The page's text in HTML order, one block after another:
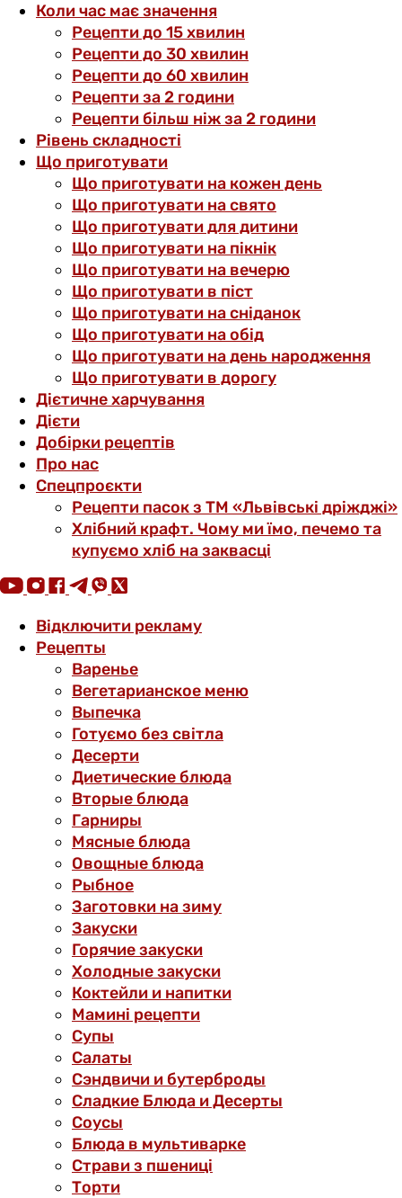
Коли час має значення
Рецепти до 15 хвилин
Рецепти до 30 хвилин
Рецепти до 60 хвилин
Рецепти за 2 години
Рецепти більш ніж за 2 години
Рівень складності
Що приготувати
Що приготувати на кожен день
Що приготувати на свято
Що приготувати для дитини
Що приготувати на пікнік
Що приготувати на вечерю
Що приготувати в піст
Що приготувати на сніданок
Що приготувати на обід
Що приготувати на день народження
Що приготувати в дорогу
Дієтичне харчування
Дієти
Добірки рецептів
Про нас
Спецпроєкти
Рецепти пасок з ТМ «Львівські дріжджі»
Хлібний крафт. Чому ми їмо, печемо та
купуємо хліб на заквасці
Відключити рекламу
Рецепты
Варенье
Вегетарианское меню
Выпечка
Готуємо без світла
Десерти
Диетические блюда
Вторые блюда
Гарниры
Мясные блюда
Овощные блюда
Рыбное
Заготовки на зиму
Закуски
Горячие закуски
Холодные закуски
Коктейли и напитки
Мамині рецепти
Супы
Салаты
Сэндвичи и бутерброды
Сладкие Блюда и Десерты
Соусы
Блюда в мультиварке
Страви з пшениці
Торти